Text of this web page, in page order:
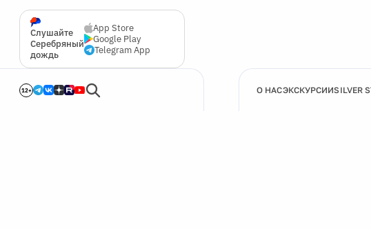
Слушайте
Серебряный
дождь
App Store
Google Play
Telegram App
12+ О НАСЭКСКУРСИИSILVER